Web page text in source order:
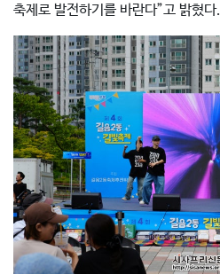
축제로 발전하기를 바란다”고 밝혔다.